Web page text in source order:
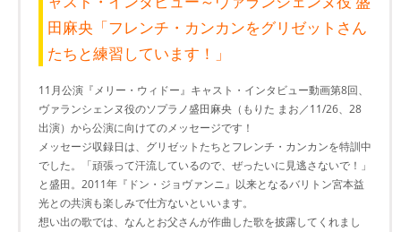
田麻央「フレンチ・カンカンをグリゼットさん
たちと練習しています！」
11月公演『メリー・ウィドー』キャスト・インタビュー動画第8回、
ヴァランシェンヌ役のソプラノ盛田麻央（もりた まお／11/26、28
出演）から公演に向けてのメッセージです！
メッセージ収録日は、グリゼットたちとフレンチ・カンカンを特訓中
でした。「頑張って汗流しているので、ぜったいに見逃さないで！」
と盛田。2011年『ドン・ジョヴァンニ』以来となるバリトン宮本益
光との共演も楽しみで仕方ないといいます。
想い出の歌では、なんとお父さんが作曲した歌を披露してくれまし